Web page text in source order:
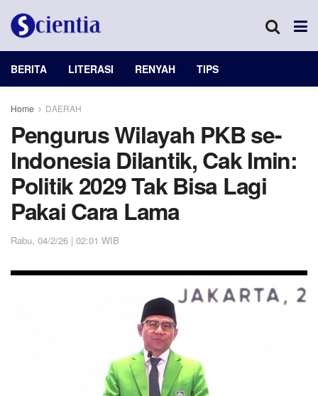
BERITA LITERASI RENYAH TIPS
Home DAERAH
Pengurus Wilayah PKB se-
Indonesia Dilantik, Cak Imin:
Politik 2029 Tak Bisa Lagi
Pakai Cara Lama
Rabu, 04/2/26 | 02:01 WIB